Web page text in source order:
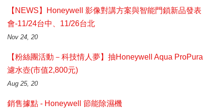
【NEWS】Honeywell 影像對講方案與智能門鎖新品發表
會-11/24台中、11/26台北
Nov 24, 20
【粉絲團活動－科技情人夢】抽Honeywell Aqua ProPura
濾水壺(市值2,800元)
Aug 25, 20
銷售據點 - Honeywell 節能除濕機